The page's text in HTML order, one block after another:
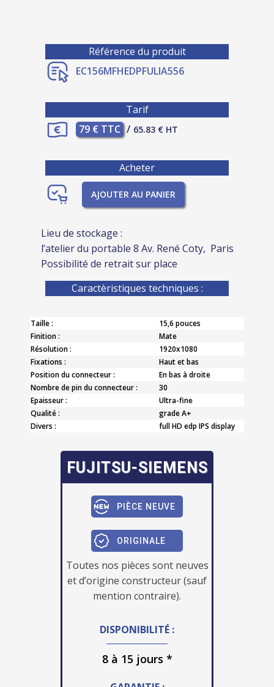
Référence du produit
EC156MFHEDPFULIA556
Tarif
79 € TTC / 65.83 € HT
Acheter
AJOUTER AU PANIER
Lieu de stockage :
l’atelier du portable 8 Av. René Coty, Paris
Possibilité de retrait sur place
Caractèristiques techniques :
Taille :
15,6 pouces
Finition :
Mate
Résolution :
1920x1080
Fixations :
Haut et bas
Position du connecteur :
En bas à droite
Nombre de pin du connecteur :
30
Epaisseur :
Ultra-fine
Qualité :
grade A+
Divers :
full HD edp IPS display
FUJITSU-SIEMENS
PIÈCE NEUVE
ORIGINALE
Toutes nos pièces sont neuves
et d’origine constructeur (sauf
mention contraire).
DISPONIBILITÉ :
8 à 15 jours *